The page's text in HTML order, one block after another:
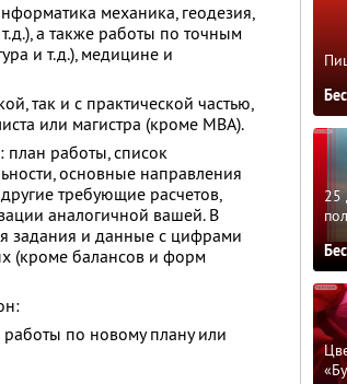
механика, геодезия,
а также работы по точным
и т.д.), медицине и
так и с практической частью,
или магистра (кроме MBA).
работы, список
основные направления
требующие расчетов,
аналогичной вашей. В
задания и данные с цифрами
(кроме балансов и форм
по новому плану или
25